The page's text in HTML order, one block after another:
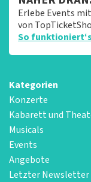
Erlebe Events
von
So funktioniert‘s
Kategorien
Konzerte
Kabarett und
Musicals
Events
Angebote
Letzter Newsletter